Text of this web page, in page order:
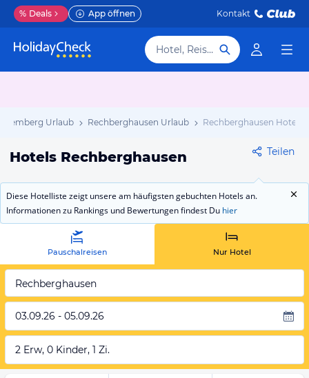
% Deals App öffnen Kontakt
Hotel, Reiseziel
Urlaub Rechberghausen Urlaub Rechberghausen Hotels
Hotels Rechberghausen Teilen
Diese Hotelliste zeigt unsere am häufigsten gebuchten Hotels an.
Informationen zu Rankings und Bewertungen findest Du hier
Pauschalreisen Nur Hotel
Rechberghausen
03.09.26 - 05.09.26
2 Erw, 0 Kinder, 1 Zi.